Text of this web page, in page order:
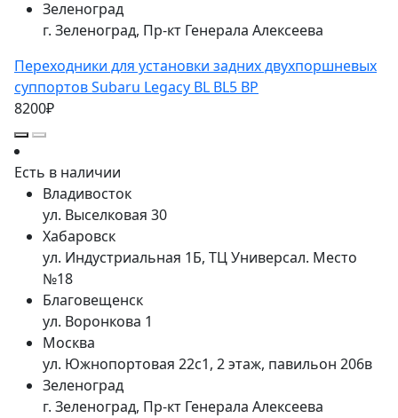
Зеленоград
г. Зеленоград, Пр-кт Генерала Алексеева
Переходники для установки задних двухпоршневых
суппортов Subaru Legacy BL BL5 BP
8200₽
Есть в наличии
Владивосток
ул. Выселковая 30
Хабаровск
ул. Индустриальная 1Б, ТЦ Универсал. Место
№18
Благовещенск
ул. Воронкова 1
Москва
ул. Южнопортовая 22с1, 2 этаж, павильон 206в
Зеленоград
г. Зеленоград, Пр-кт Генерала Алексеева